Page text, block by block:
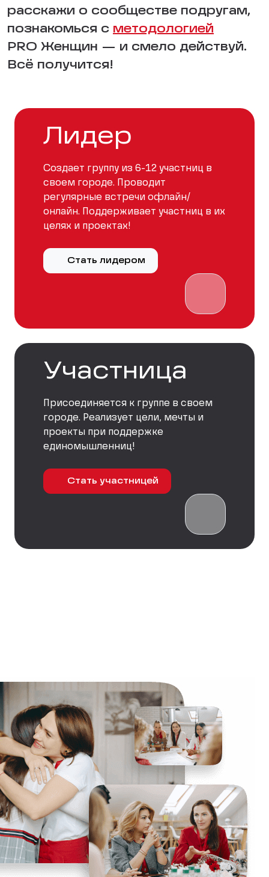
расскажи о сообществе подругам,
познакомься с методологией
PRO Женщин — и смело действуй.
Всё получится!
Лидер
Создает группу из 6-12 участниц в
своем городе. Проводит
регулярные встречи офлайн/
онлайн. Поддерживает участниц в их
целях и проектах!
Стать лидером
Участница
Присоединяется к группе в своем
городе. Реализует цели, мечты и
проекты при поддержке
единомышленниц!
Стать участницей